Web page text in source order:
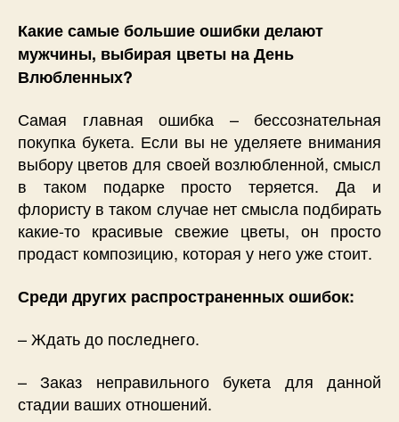
Какие самые большие ошибки делают
мужчины, выбирая цветы на День
Влюбленных?
Самая главная ошибка – бессознательная
покупка букета. Если вы не уделяете внимания
выбору цветов для своей возлюбленной, смысл
в таком подарке просто теряется. Да и
флористу в таком случае нет смысла подбирать
какие-то красивые свежие цветы, он просто
продаст композицию, которая у него уже стоит.
Среди других распространенных ошибок:
– Ждать до последнего.
– Заказ неправильного букета для данной
стадии ваших отношений.